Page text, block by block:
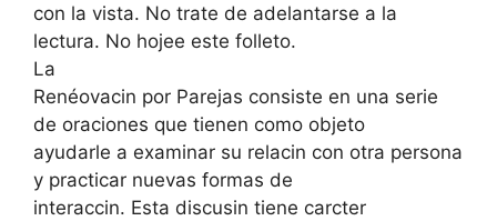
con la vista. No trate de adelantarse a la
lectura. No hojee este folleto.
La
Renéovacin por Parejas consiste en una serie
de oraciones que tienen como objeto
ayudarle a examinar su relacin con otra persona
y practicar nuevas formas de
interaccin. Esta discusin tiene carcter